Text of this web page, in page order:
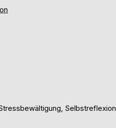
Selbstreflexion,